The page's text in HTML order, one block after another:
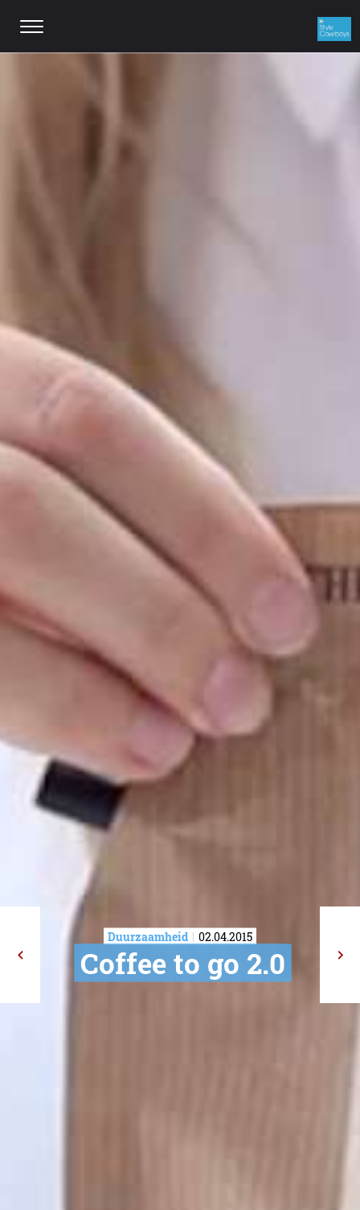
Duurzaamheid 02.04.2015